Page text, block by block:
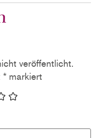
veröffentlicht.
* markiert